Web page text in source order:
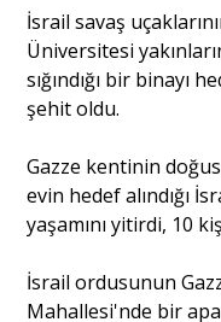
İsrail savaş
Üniversitesi
sığındığı bir binayı
şehit oldu.
Gazze kentinin
evin hedef alındığı
yaşamını yitirdi, 10
İsrail ordusunun
Mahallesi'nde bir